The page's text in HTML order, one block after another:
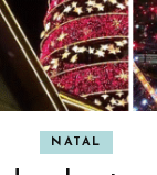
NATAL